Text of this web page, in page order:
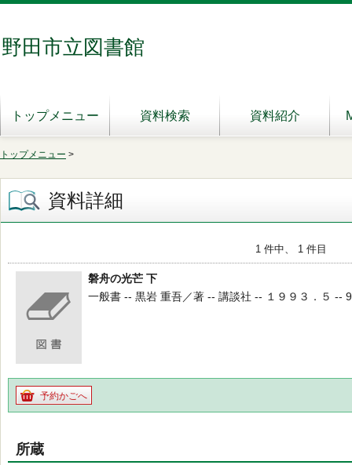
野田市立図書館
トップメニュー 資料検索 資料紹介
トップメニュー >
資料詳細
1 件中、 1 件目
磐舟の光芒 下
一般書 -- 黒岩 重吾／著 -- 講談社 -- １９９３．５ --
予約かごへ
所蔵